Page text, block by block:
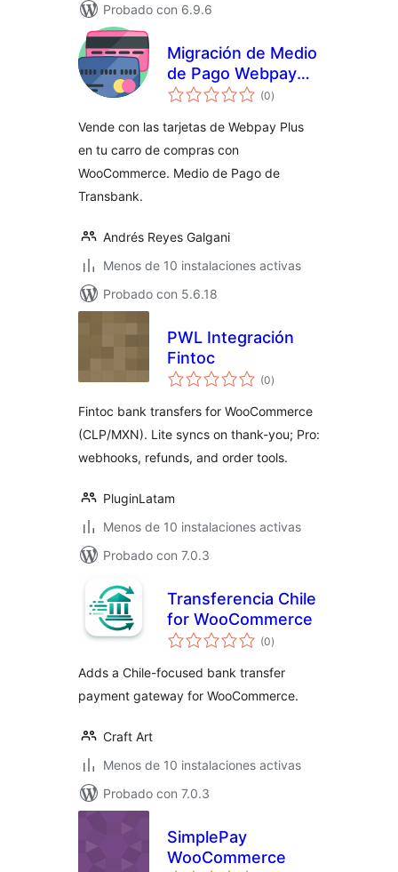
Probado con 6.9.6
Migración de Medio
de Pago Webpay
Plus SOAP a REST
WooCommerce
(0valoraciones
en
)
Vende con las tarjetas de Webpay Plus
en tu carro de compras con
WooCommerce. Medio de Pago de
Transbank.
Andrés Reyes Galgani
Menos de 10 instalaciones activas
Probado con 5.6.18
PWL Integración
Fintoc
(0valoraciones
en
)
Fintoc bank transfers for WooCommerce
(CLP/MXN). Lite syncs on thank-you; Pro:
webhooks, refunds, and order tools.
PluginLatam
Menos de 10 instalaciones activas
Probado con 7.0.3
Transferencia Chile
for WooCommerce
(0valoraciones
en
)
Adds a Chile-focused bank transfer
payment gateway for WooCommerce.
Craft Art
Menos de 10 instalaciones activas
Probado con 7.0.3
SimplePay
WooCommerce